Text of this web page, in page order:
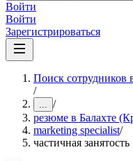
Войти
Войти
Зарегистрироваться
Поиск сотрудников
/
... /
резюме в Балахте
marketing specialist/
частичная занятость